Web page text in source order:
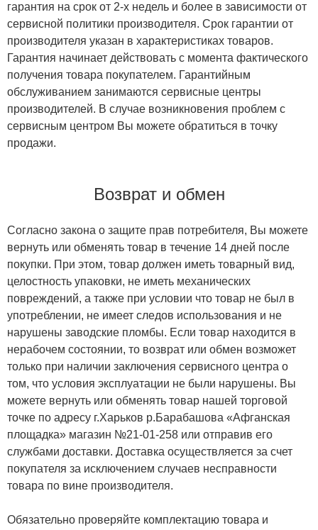
гарантия на срок от 2-х недель и более в зависимости от
сервисной политики производителя. Срок гарантии от
производителя указан в характеристиках товаров.
Гарантия начинает действовать с момента фактического
получения товара покупателем. Гарантийным
обслуживанием занимаются сервисные центры
производителей. В случае возникновения проблем с
сервисным центром Вы можете обратиться в точку
продажи.
Возврат и обмен
Согласно закона о защите прав потребителя, Вы можете
вернуть или обменять товар в течение 14 дней после
покупки. При этом, товар должен иметь товарный вид,
целостность упаковки, не иметь механических
повреждений, а также при условии что товар не был в
употреблении, не имеет следов использования и не
нарушены заводские пломбы. Если товар находится в
нерабочем состоянии, то возврат или обмен возможет
только при наличии заключения сервисного центра о
том, что условия эксплуатации не были нарушены. Вы
можете вернуть или обменять товар нашей торговой
точке по адресу г.Харьков р.Барабашова «Афганская
площадка» магазин №21-01-258 или отправив его
службами доставки. Доставка осуществляется за счет
покупателя за исключением случаев несправности
товара по вине производителя.
Обязательно проверяйте комплектацию товара и